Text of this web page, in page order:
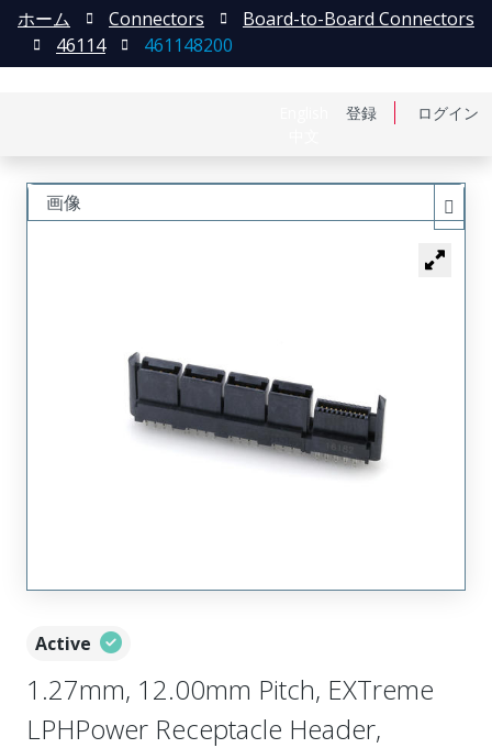
登録 ログイン
ホーム Connectors
Board-to-Board Connectors
46114
461148200
Active
1.27mm, 12.00mm Pitch, EXTreme
LPHPower Receptacle Header,
画像